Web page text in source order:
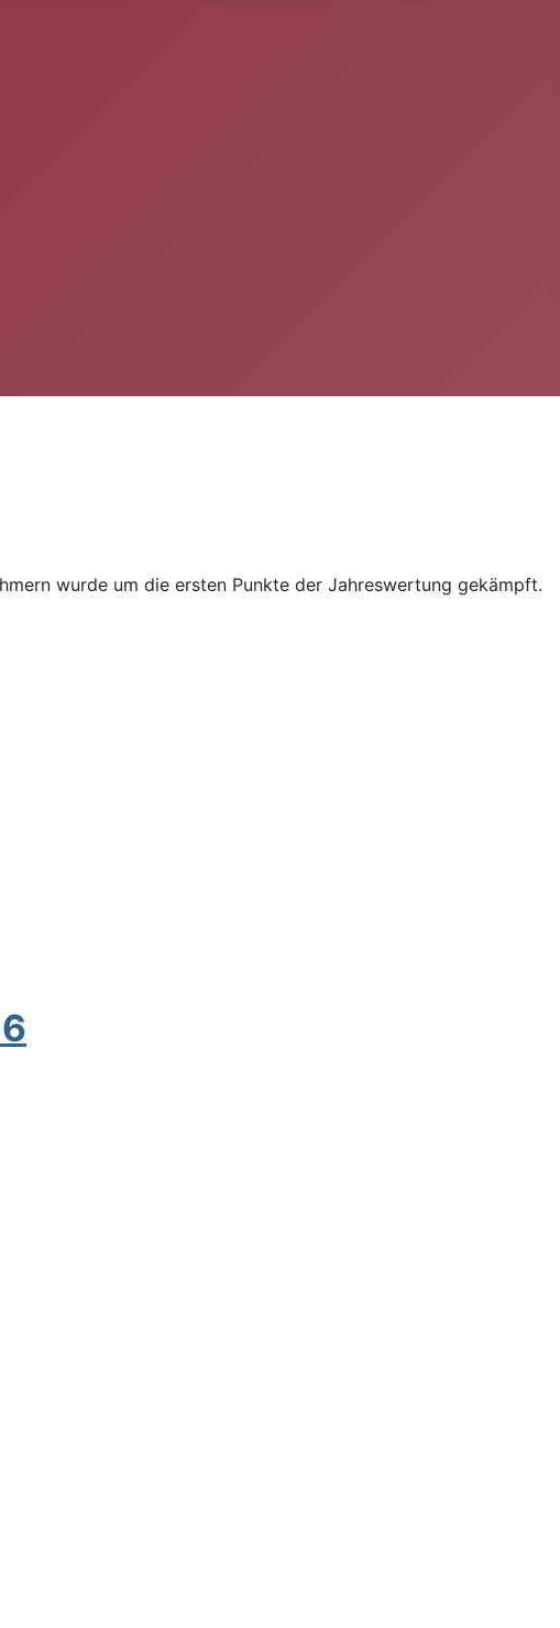
wurde um die ersten Punkte der Jahreswertung gekämpft.